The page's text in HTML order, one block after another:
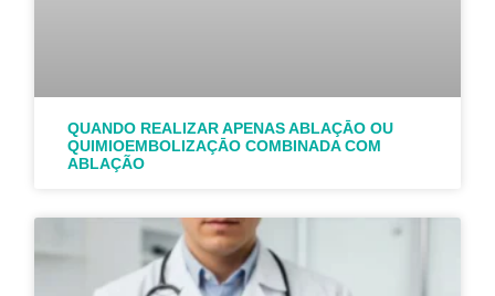
QUANDO REALIZAR APENAS ABLAÇĀO OU
QUIMIOEMBOLIZAÇĀO COMBINADA COM
ABLAÇÃO